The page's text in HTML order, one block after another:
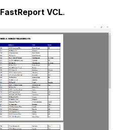
FastReport VCL.